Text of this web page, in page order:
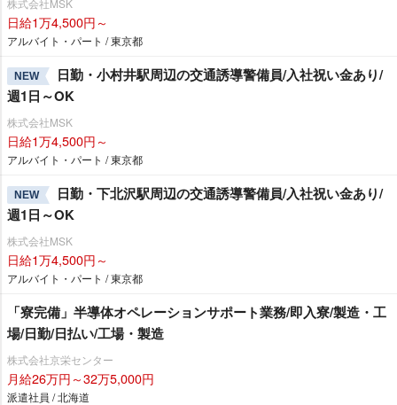
株式会社MSK
日給1万4,500円～
アルバイト・パート / 東京都
NEW
日勤・小村井駅周辺の交通誘導警備員/入社祝い金あり/
週1日～OK
株式会社MSK
日給1万4,500円～
アルバイト・パート / 東京都
NEW
日勤・下北沢駅周辺の交通誘導警備員/入社祝い金あり/
週1日～OK
株式会社MSK
日給1万4,500円～
アルバイト・パート / 東京都
「寮完備」半導体オペレーションサポート業務/即入寮/製造・工
場/日勤/日払い/工場・製造
株式会社京栄センター
月給26万円～32万5,000円
派遣社員 / 北海道